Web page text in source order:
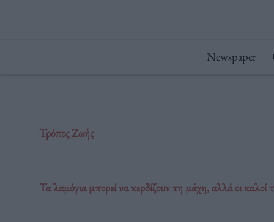
Newspaper
Τρόπος Ζωής
Τα λαμόγια μπορεί να κερδίζουν τη μάχη, αλλά οι καλοί